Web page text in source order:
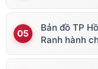
Bản đồ TP
Ranh hành